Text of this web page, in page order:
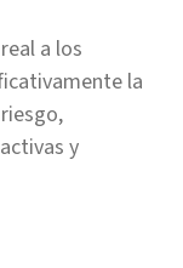
a los
la
y